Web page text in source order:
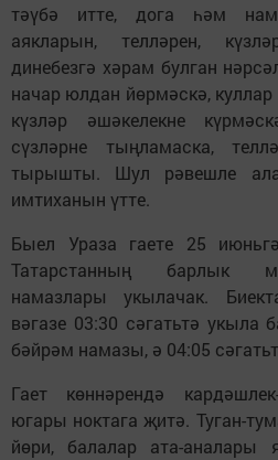
тәүбә итте, дога һәм
аякларын, телләрен,
динебезгә хәрам булган
начар юлдан йөрмәскә,
күзләр әшәкелекне
сүзләрне тыңламаска,
тырышты. Шул рәвешле
имтиханын үтте.
Быел Ураза гаете 25
Татарстанның барлык
намазлары укылачак.
вәгазе 03:30 сәгатьтә укыла
бәйрәм намазы, ә 04:05
Гает көннәрендә
югары ноктага җитә. Туган-
йөри, балалар ата-аналары